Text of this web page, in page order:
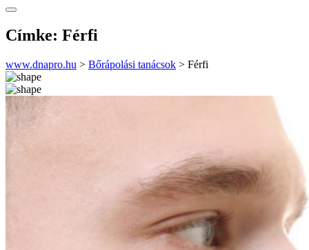
Címke: Férfi
www.dnapro.hu > Bőrápolási tanácsok > Férfi